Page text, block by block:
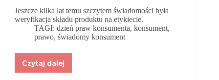
Jeszcze kilka lat temu szczytem świadomości była
weryfikacja składu produktu na etykiecie.
TAGI: dzień praw konsumenta,konsument,
prawo, świadomy konsument
Czytaj dalej
Świadomy